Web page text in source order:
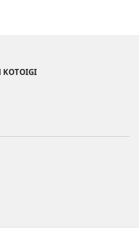
KOTOIGI